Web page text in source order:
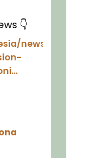
👇
news/2026-